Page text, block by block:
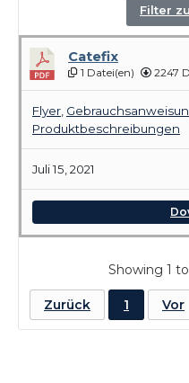
Filter
Catefix
1 Datei(en) 2247
Flyer
Produktbeschreibungen
Juli 15, 2021
Showing 1
Zurück 1 Vor